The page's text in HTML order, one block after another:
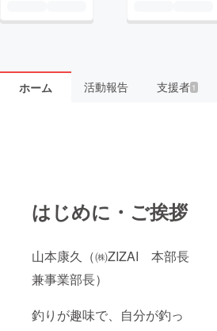
ホーム 活動報告 支援者 1
はじめに・ご挨拶
山本康久（㈱ZIZAI 本部長
兼事業部長）
釣りが趣味で、自分が釣っ